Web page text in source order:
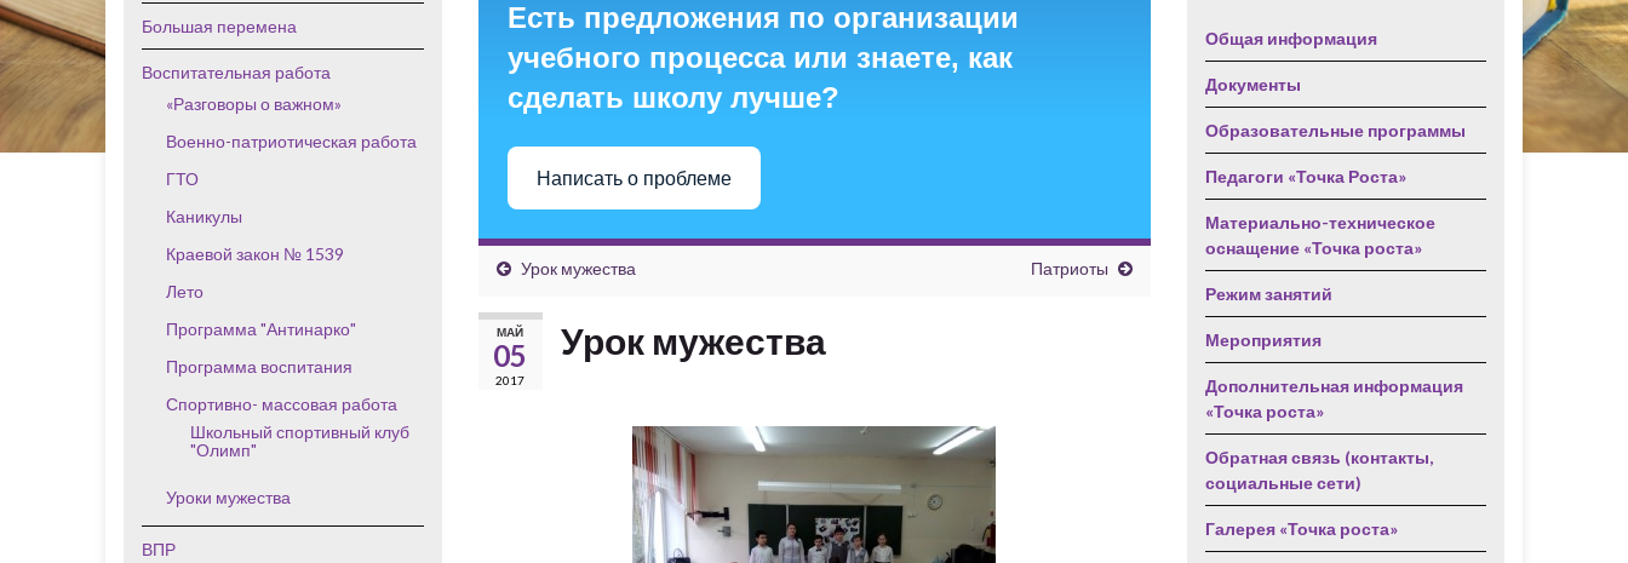
Есть предложения по организации
учебного процесса или знаете, как
сделать школу лучше?
Написать о проблеме
Урок мужества Патриоты
МАЙ
05
2017
Урок мужества
Большая перемена
Воспитательная работа
«Разговоры о важном»
Военно-патриотическая работа
ГТО
Каникулы
Краевой закон № 1539
Лето
Программа "Антинарко"
Программа воспитания
Спортивно- массовая работа
Школьный спортивный клуб
"Олимп"
Уроки мужества
ВПР
Общая информация
Документы
Образовательные программы
Педагоги «Точка Роста»
Материально-техническое
оснащение «Точка роста»
Режим занятий
Мероприятия
Дополнительная информация
«Точка роста»
Обратная связь (контакты,
социальные сети)
Галерея «Точка роста»